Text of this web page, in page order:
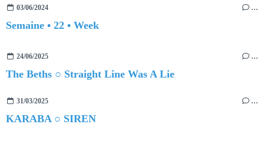
03/06/2024 …
Semaine • 22 • Week
24/06/2025 …
The Beths ○ Straight Line Was A Lie
31/03/2025 …
KARABA ○ SIREN